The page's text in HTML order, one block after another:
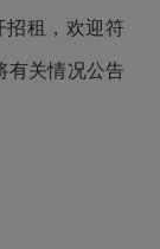
招租，欢迎符
有关情况公告